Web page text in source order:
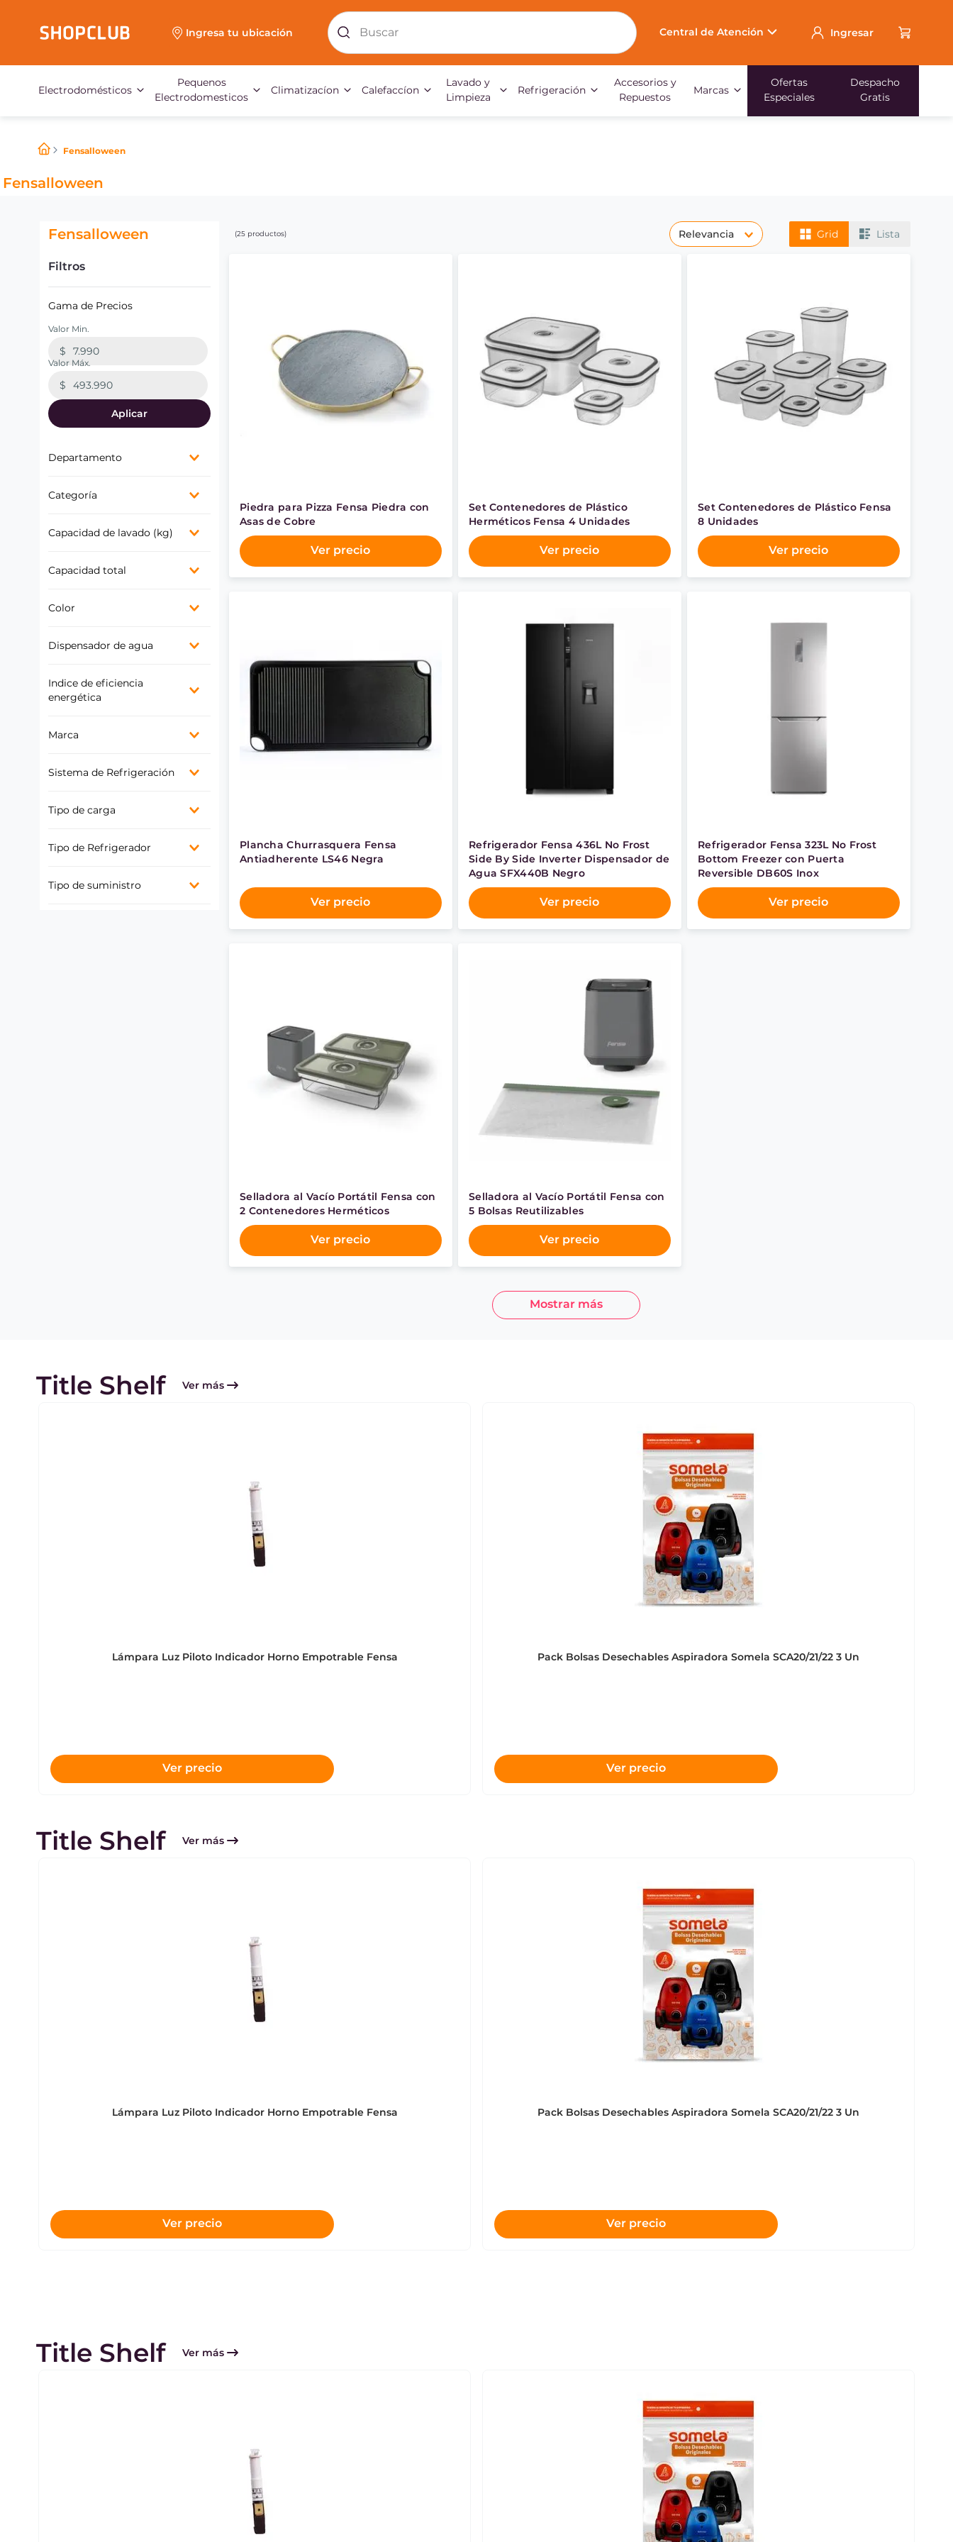
Ingresa tu ubicación
Buscar
Central de Atención Ingresar
Electrodomésticos
Pequenos
Electrodomesticos
Climatizacíon Calefaccíon
Lavado y
Limpieza
Refrigeración
Accesorios y
Repuestos
Marcas
Ofertas
Especiales
Despacho
Gratis
Fensalloween
Fensalloween
Fensalloween
Filtros
Departamento
Menaje
Lavado
Categoría
Refrigerador
Lavadora secadora
Hornos
Capacidad de lavado (kg)
16 kg
Capacidad total
Entre 300 y 400 L
Mas de 500 L
Color
Silver
Blanco
Black
Dispensador de agua
No
Indice de eficiencia
energética
B
D
Marca
Sistema de Refrigeración
Tipo de carga
Tipo de Refrigerador
Side By Side
Tipo de suministro
Gama de Precios
$
$
Aplicar
25 productos Relevancia Grid Lista
Piedra para Pizza Fensa Piedra con
Asas de Cobre
Ver precio
Set Contenedores de Plástico
Herméticos Fensa 4 Unidades
Ver precio
Set Contenedores de Plástico Fensa
8 Unidades
Ver precio
Plancha Churrasquera Fensa
Antiadherente LS46 Negra
Ver precio
Refrigerador Fensa 436L No Frost
Side By Side Inverter Dispensador de
Agua SFX440B Negro
Ver precio
Refrigerador Fensa 323L No Frost
Bottom Freezer con Puerta
Reversible DB60S Inox
Ver precio
Selladora al Vacío Portátil Fensa con
2 Contenedores Herméticos
Ver precio
Selladora al Vacío Portátil Fensa con
5 Bolsas Reutilizables
Ver precio
Mostrar más
Title Shelf Ver más
Lámpara Luz Piloto Indicador Horno Empotrable Fensa
Ver precio
Pack Bolsas Desechables Aspiradora Somela SCA20/21/22 3 Un
Ver precio
Title Shelf Ver más
Lámpara Luz Piloto Indicador Horno Empotrable Fensa
Ver precio
Pack Bolsas Desechables Aspiradora Somela SCA20/21/22 3 Un
Ver precio
Title Shelf Ver más